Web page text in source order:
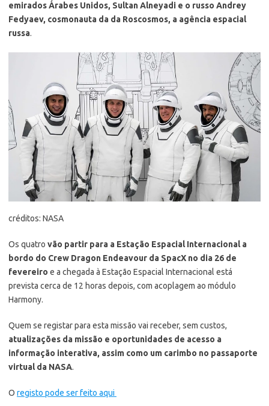
emirados Árabes Unidos, Sultan Alneyadi e o russo Andrey
Fedyaev, cosmonauta da da Roscosmos, a agência espacial
russa.
créditos: NASA
Os quatro vão partir para a Estação Espacial Internacional a
bordo do Crew Dragon Endeavour da SpacX no dia 26 de
fevereiro e a chegada à Estação Espacial Internacional está
prevista cerca de 12 horas depois, com acoplagem ao módulo
Harmony.
Quem se registar para esta missão vai receber, sem custos,
atualizações da missão e oportunidades de acesso a
informação interativa, assim como um carimbo no passaporte
virtual da NASA.
O registo pode ser feito aqui